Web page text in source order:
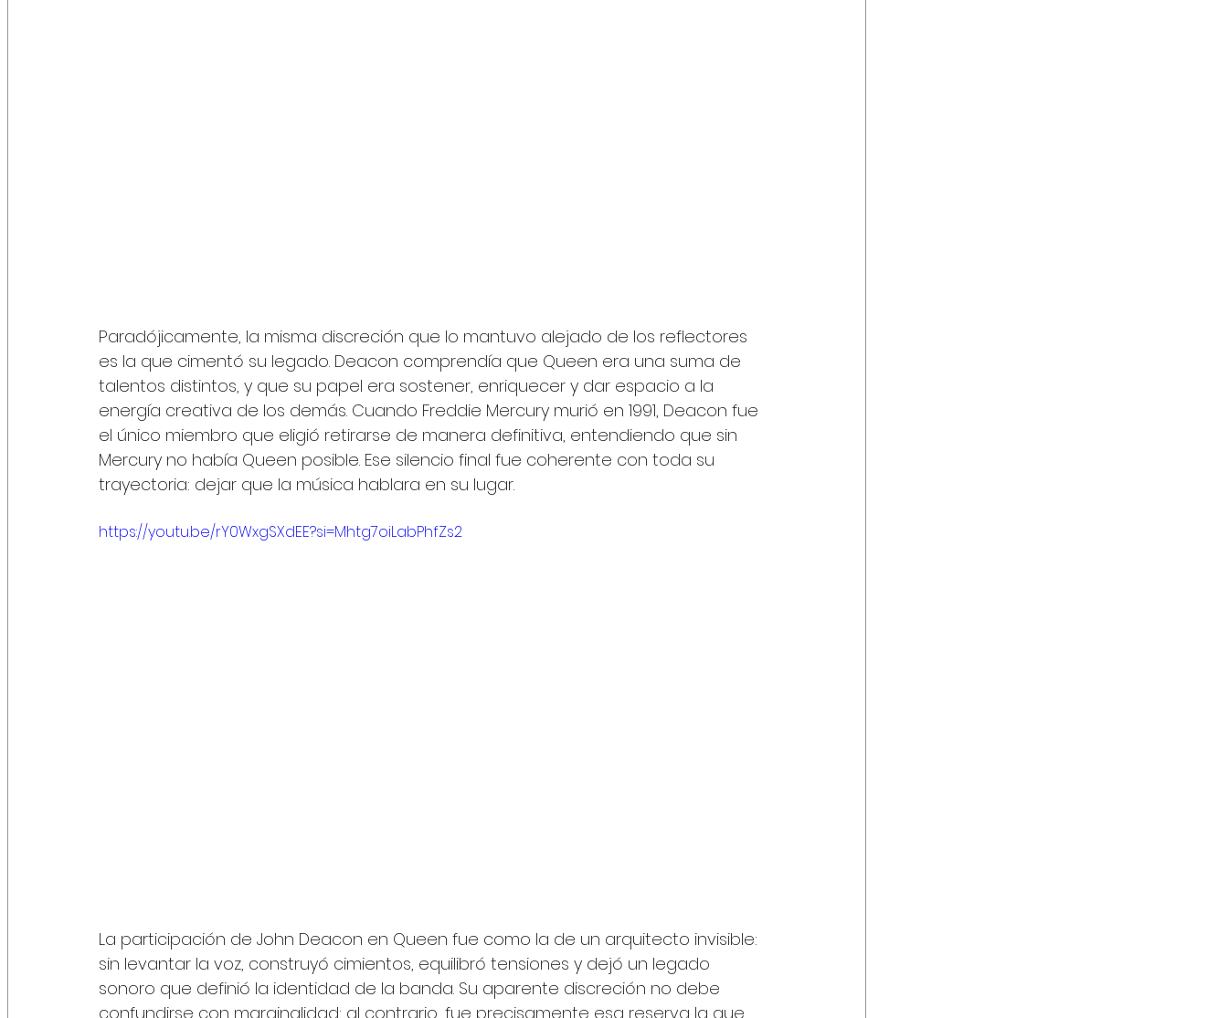
Paradójicamente, la misma discreción que lo mantuvo alejado de los reflectores
es la que cimentó su legado. Deacon comprendía que Queen era una suma de
talentos distintos, y que su papel era sostener, enriquecer y dar espacio a la
energía creativa de los demás. Cuando Freddie Mercury murió en 1991, Deacon fue
el único miembro que eligió retirarse de manera definitiva, entendiendo que sin
Mercury no había Queen posible. Ese silencio final fue coherente con toda su
trayectoria: dejar que la música hablara en su lugar.
https://youtu.be/rY0WxgSXdEE?si=Mhtg7oiLabPhfZs2
La participación de John Deacon en Queen fue como la de un arquitecto invisible:
sin levantar la voz, construyó cimientos, equilibró tensiones y dejó un legado
sonoro que definió la identidad de la banda. Su aparente discreción no debe
confundirse con marginalidad; al contrario, fue precisamente esa reserva la que